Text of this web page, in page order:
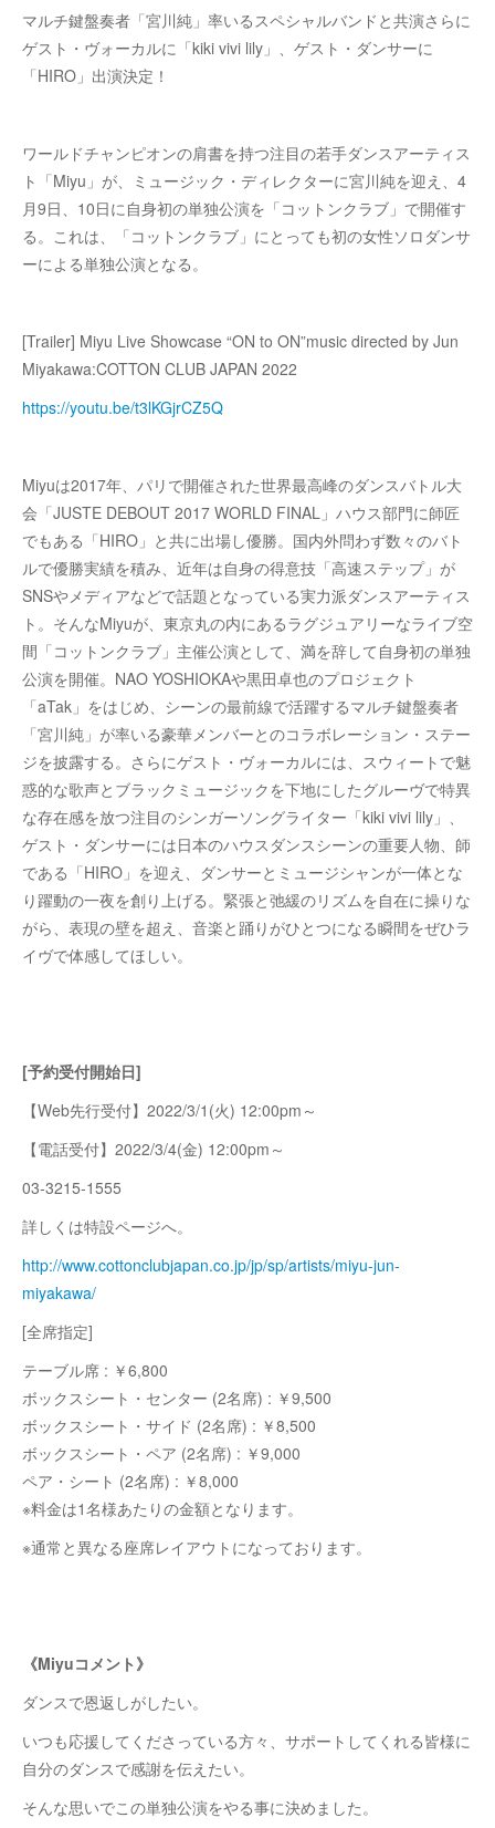
マルチ鍵盤奏者「宮川純」率いるスペシャルバンドと共演さらに
ゲスト・ヴォーカルに「kiki vivi lily」、ゲスト・ダンサーに
「HIRO」出演決定！
ワールドチャンピオンの肩書を持つ注目の若手ダンスアーティス
ト「Miyu」が、ミュージック・ディレクターに宮川純を迎え、4
月9日、10日に自身初の単独公演を「コットンクラブ」で開催す
る。これは、「コットンクラブ」にとっても初の女性ソロダンサ
ーによる単独公演となる。
[Trailer] Miyu Live Showcase “ON to ON”music directed by Jun
Miyakawa:COTTON CLUB JAPAN 2022
https://youtu.be/t3lKGjrCZ5Q
Miyuは2017年、パリで開催された世界最高峰のダンスバトル大
会「JUSTE DEBOUT 2017 WORLD FINAL」ハウス部門に師匠
でもある「HIRO」と共に出場し優勝。国内外問わず数々のバト
ルで優勝実績を積み、近年は自身の得意技「⾼速ステップ」が
SNSやメディアなどで話題となっている実力派ダンスアーティス
ト。そんなMiyuが、東京丸の内にあるラグジュアリーなライブ空
間「コットンクラブ」主催公演として、満を辞して自身初の単独
公演を開催。NAO YOSHIOKAや黒田卓也のプロジェクト
「aTak」をはじめ、シーンの最前線で活躍するマルチ鍵盤奏者
「宮川純」が率いる豪華メンバーとのコラボレーション・ステー
ジを披露する。さらにゲスト・ヴォーカルには、スウィートで魅
惑的な歌声とブラックミュージックを下地にしたグルーヴで特異
な存在感を放つ注目のシンガーソングライター「kiki vivi lily」、
ゲスト・ダンサーには日本のハウスダンスシーンの重要人物、師
である「HIRO」を迎え、ダンサーとミュージシャンが一体とな
り躍動の一夜を創り上げる。緊張と弛緩のリズムを自在に操りな
がら、表現の壁を超え、音楽と踊りがひとつになる瞬間をぜひラ
イヴで体感してほしい。
[予約受付開始日]
【Web先行受付】2022/3/1(火) 12:00pm～
【電話受付】2022/3/4(金) 12:00pm～
03-3215-1555
詳しくは特設ページへ。
http://www.cottonclubjapan.co.jp/jp/sp/artists/miyu-jun-
miyakawa/
[全席指定]
テーブル席 : ￥6,800
ボックスシート・センター (2名席) : ￥9,500
ボックスシート・サイド (2名席) : ￥8,500
ボックスシート・ペア (2名席) : ￥9,000
ペア・シート (2名席) : ￥8,000
※料金は1名様あたりの金額となります。
※通常と異なる座席レイアウトになっております。
《Miyuコメント》
ダンスで恩返しがしたい。
いつも応援してくださっている方々、サポートしてくれる皆様に
自分のダンスで感謝を伝えたい。
そんな思いでこの単独公演をやる事に決めました。